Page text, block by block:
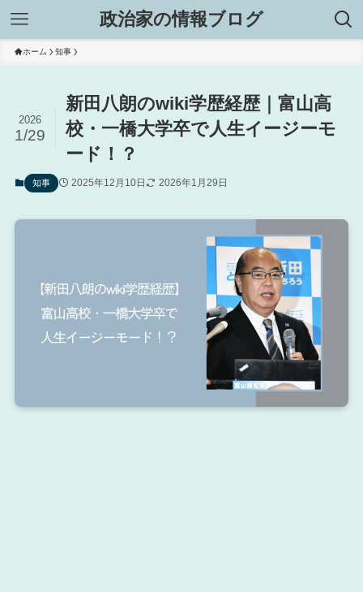
政治家の情報ブログ
ホーム 知事
新田八朗のwiki学歴経歴｜富山高
校・一橋大学卒で人生イージーモ
ード！？
2026
1/29
知事 2025年12月10日 2026年1月29日